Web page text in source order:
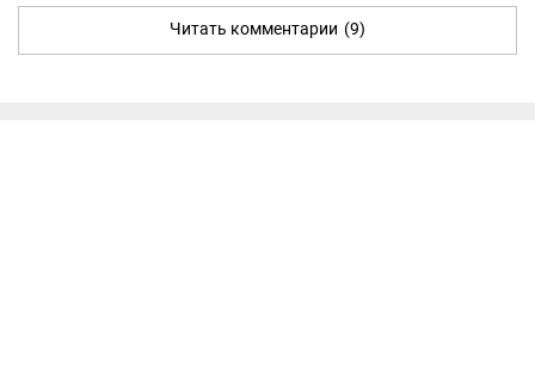
Читать комментарии (9)